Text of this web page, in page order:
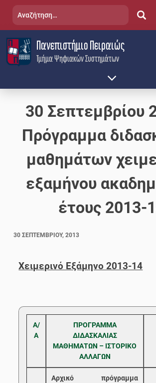
content
Τμήμα Ψηφιακών Συστημάτων
Πανεπιστήμιο Πειραιώς
Αναζήτηση
30 Σεπτεμβρίου
Πρόγραμμα
μαθημάτων
εξαμήνου
έτους 2013-
30 ΣΕΠΤΕΜΒΡΊΟΥ, 2013
Χειμερινό Εξάμηνο 2013-14
Α/
Α
ΠΡΟΓΡΑΜΜΑ
ΔΙΔΑΣΚΑΛΙΑΣ
ΜΑΘΗΜΑΤΩΝ – ΙΣΤΟΡΙΚΟ
ΑΛΛΑΓΩΝ
Αρχικό πρόγραμμα